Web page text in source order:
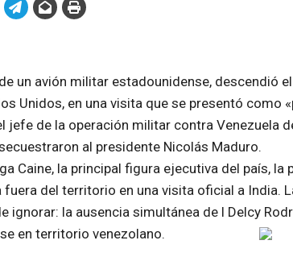
un avión militar estadounidense, descendió
Unidos, en una visita que se presentó como
jefe de la operación militar contra Venezuela
al presidente Nicolás Maduro.
Caine, la principal figura ejecutiva del país, la
fuera del territorio en una visita oficial a India.
ignorar: la ausencia simultánea de l Delcy
en territorio venezolano.